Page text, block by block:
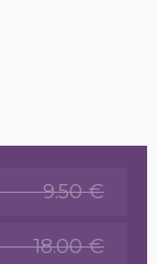
9.50 €
18.00 €